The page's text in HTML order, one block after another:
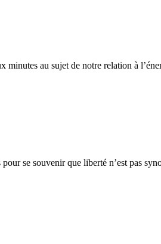
au sujet de notre relation à
se souvenir que liberté n’est pas